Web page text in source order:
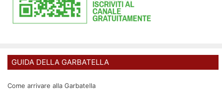
GUIDA DELLA GARBATELLA
Come arrivare alla Garbatella